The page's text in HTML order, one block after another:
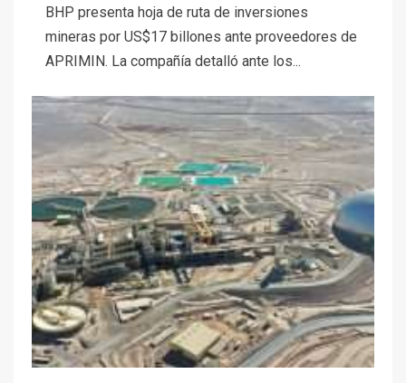
BHP presenta hoja de ruta de inversiones
mineras por US$17 billones ante proveedores de
APRIMIN. La compañía detalló ante los...